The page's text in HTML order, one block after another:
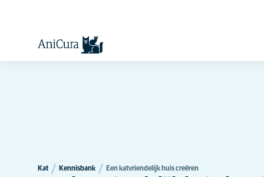
Kat Kennisbank Een katvriendelijk huis creëren